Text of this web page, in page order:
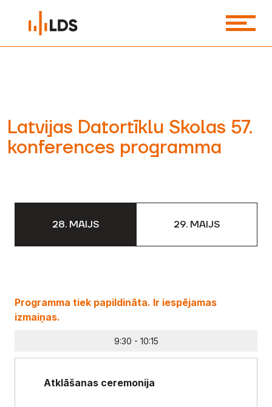
Latvijas Datortīklu Skolas 57.
konferences programma
28. MAIJS 29. MAIJS
Programma tiek papildināta. Ir iespējamas
izmaiņas.
9:30 - 10:15
Atklāšanas ceremonija